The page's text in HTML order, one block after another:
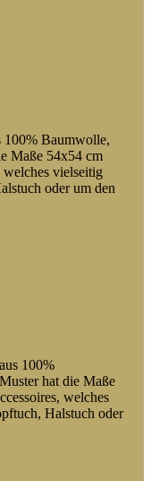
100% Baumwolle,
Maße 54x54 cm
vielseitig
oder um den
100%
hat die Maße
welches
Halstuch oder